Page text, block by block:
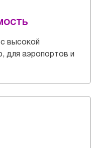
высокой
для аэропортов и